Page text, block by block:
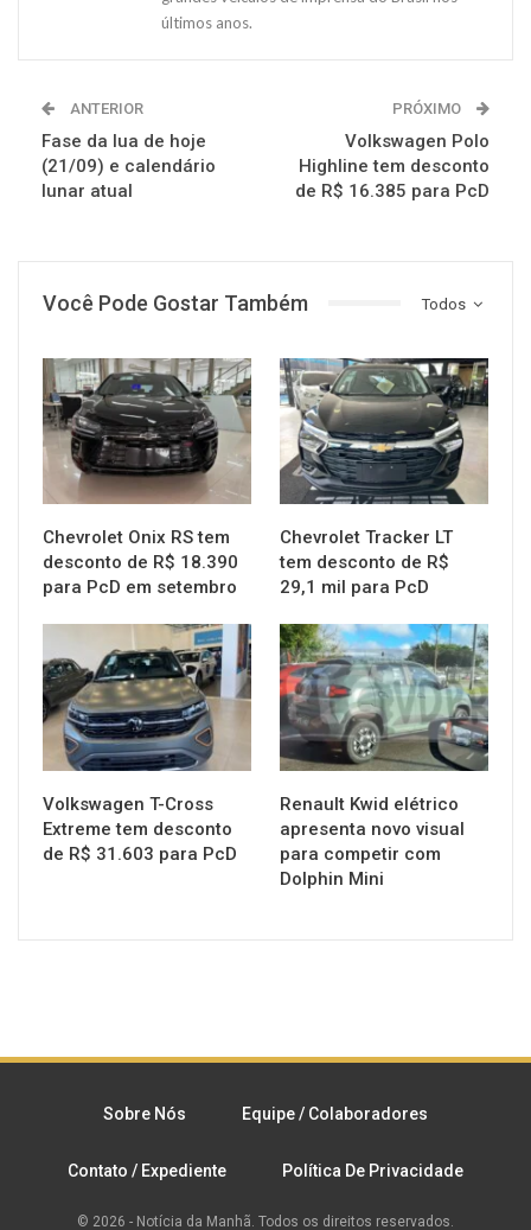
últimos anos.
ANTERIOR
Fase da lua de hoje
(21/09) e calendário
lunar atual
PRÓXIMO
Volkswagen Polo
Highline tem desconto
de R$ 16.385 para PcD
Todos
Você Pode Gostar Também
MUNDO AUTOMOTIVO
Chevrolet Onix RS tem
desconto de R$ 18.390
para PcD em setembro
MUNDO AUTOMOTIVO
Chevrolet Tracker LT
tem desconto de R$
29,1 mil para PcD
MUNDO AUTOMOTIVO
Volkswagen T-Cross
Extreme tem desconto
de R$ 31.603 para PcD
MUNDO AUTOMOTIVO
Renault Kwid elétrico
apresenta novo visual
para competir com
Dolphin Mini
Sobre Nós Equipe / Colaboradores
Contato / Expediente Política De Privacidade
© 2026 - Notícia da Manhã. Todos os direitos reservados.